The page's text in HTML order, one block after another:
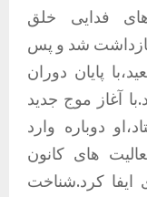
فدایی خلق
اسحاق در سال ۱۳۶۲ بازداشت شد و پس
پایان دوران
آزاد شد.با آغاز موج جدید
دوباره وارد
های کانون
کرد.شناخت